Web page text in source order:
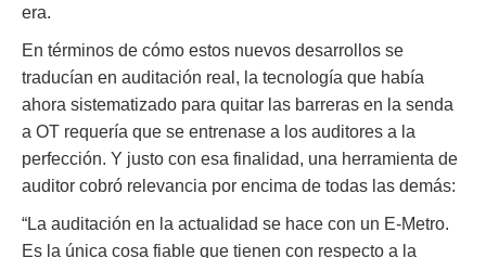
era.
En términos de cómo estos nuevos desarrollos se
traducían en auditación real, la tecnología que había
ahora sistematizado para quitar las barreras en la senda
a OT requería que se entrenase a los auditores a la
perfección. Y justo con esa finalidad, una herramienta de
auditor cobró relevancia por encima de todas las demás:
“La auditación en la actualidad se hace con un E-Metro.
Es la única cosa fiable que tienen con respecto a la